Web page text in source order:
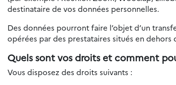
destinataire de vos données personnelles.
Des données pourront faire l’objet d’un
opérées par des prestataires situés en dehors
Quels sont vos droits et comment
Vous disposez des droits suivants :